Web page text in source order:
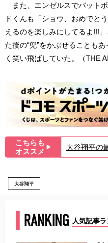
また、エンゼルスでバット
ドくんも「ショウ、おめでと
えるのを楽しみにしてるよ!!!
た後の“兜”をかぶせることも
く笑い飛ばしていた。（THE
こちらも
オススメ ▶︎ 大谷翔平の
大谷翔平
RANKING 人気記事